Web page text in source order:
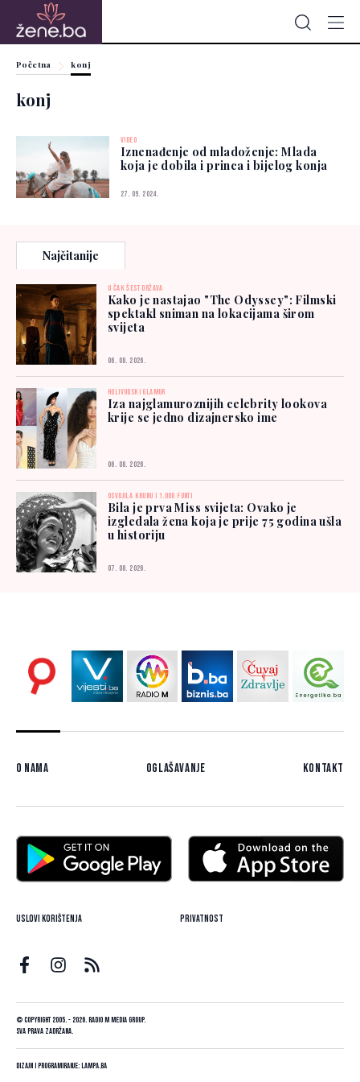
Početna konj
konj
VIDEO
Iznenađenje od mladoženje: Mlada
koja je dobila i princa i bijelog konja
27. 09. 2024.
Najčitanije
U ČAK ŠEST DRŽAVA
Kako je nastajao "The Odyssey": Filmski
spektakl sniman na lokacijama širom
svijeta
06. 08. 2026.
HOLIVUDSKI GLAMUR
Iza najglamuroznijih celebrity lookova
krije se jedno dizajnersko ime
06. 08. 2026.
OSVOJILA KRUNU I 1.000 FUNTI
Bila je prva Miss svijeta: Ovako je
izgledala žena koja je prije 75 godina ušla
u historiju
07. 08. 2026.
O nama Oglašavanje Kontakt
Uslovi korištenja Privatnost
© Copyright 2005. - 2026. Radio M Media Group.
Sva prava zadržana.
Dizajn i programiranje:Lampa.ba